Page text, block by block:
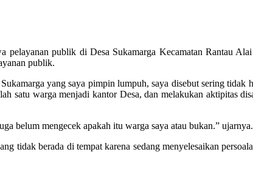
pelayanan publik di Desa Sukamarga Kecamatan Rantau
publik.
yang saya pimpin lumpuh, saya disebut sering tidak
satu warga menjadi kantor Desa, dan melakukan aktipitas
belum mengecek apakah itu warga saya atau bukan.” ujarnya.
tidak berada di tempat karena sedang menyelesaikan